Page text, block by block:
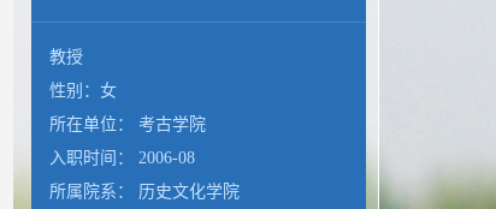
教授
性别：女
所在单位： 考古学院
入职时间： 2006-08
所属院系： 历史文化学院